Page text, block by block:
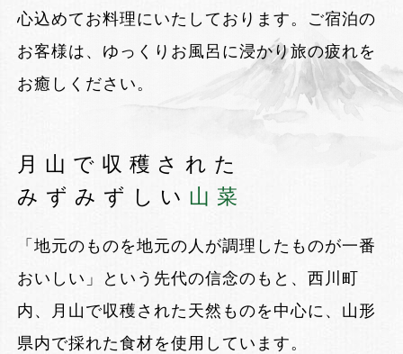
心込めてお料理にいたしております。ご宿泊の
お客様は、ゆっくりお風呂に浸かり旅の疲れを
お癒しください。
月山で収穫された
みずみずしい 山菜
「地元のものを地元の人が調理したものが一番
おいしい」という 先代の信念のもと、西川町
内、月山で収穫された天然ものを中心に、 山形
県内で採れた食材を使用しています。